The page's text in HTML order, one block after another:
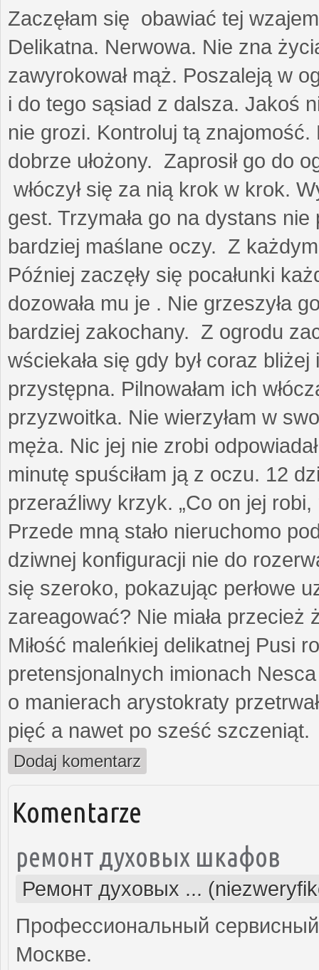
Zaczęłam się obawiać tej
Delikatna. Nerwowa. Nie zna
zawyrokował mąż. Poszaleją w
i do tego sąsiad z dalsza. Jakoś
nie grozi. Kontroluj tą
dobrze ułożony. Zaprosił go do
włóczył się za nią krok w krok.
gest. Trzymała go na dystans
bardziej maślane oczy. Z
Później zaczęły się pocałunki
dozowała mu je . Nie grzeszyła
bardziej zakochany. Z ogrodu
wściekała się gdy był coraz
przystępna. Pilnowałam ich
przyzwoitka. Nie wierzyłam w
męża. Nic jej nie zrobi
minutę spuściłam ją z oczu. 12
przeraźliwy krzyk. „Co on jej
Przede mną stało nieruchomo
dziwnej konfiguracji nie do
się szeroko, pokazując perłowe
zareagować? Nie miała przecież
Miłość maleńkiej delikatnej Pusi
pretensjonalnych imionach
o manierach arystokraty
pięć a nawet po sześć szczeniąt.
Dodaj komentarz
Komentarze
ремонт духовых шкафов
Ремонт духовых ...
Профессиональный
Москве.